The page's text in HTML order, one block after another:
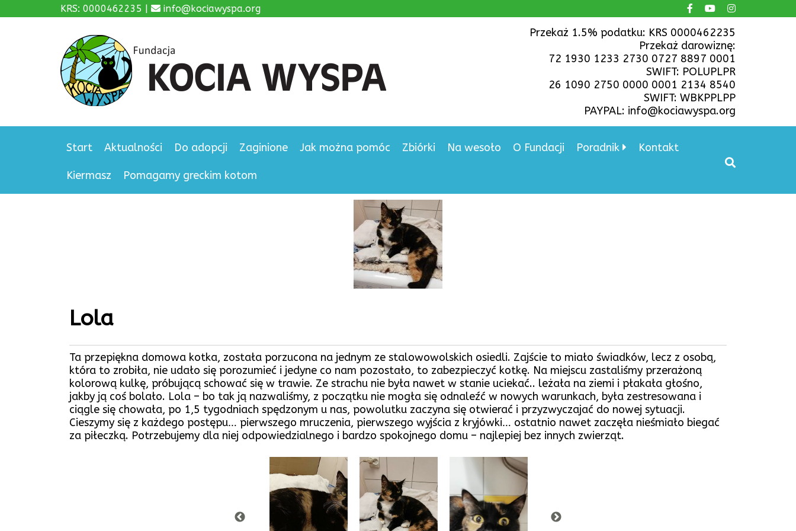
KRS: 0000462235 | info@kociawyspa.org
Przekaż 1.5% podatku: KRS 0000462235
Przekaż darowiznę:
72 1930 1233 2730 0727 8897 0001
SWIFT: POLUPLPR
26 1090 2750 0000 0001 2134 8540
SWIFT: WBKPPLPP
PAYPAL: info@kociawyspa.org
Start Aktualności Do adopcji Zaginione Jak można pomóc Zbiórki Na wesoło O Fundacji Poradnik Kontakt
Kiermasz Pomagamy greckim kotom
Lola
Ta przepiękna domowa kotka, została porzucona na jednym ze stalowowolskich osiedli. Zajście to miało świadków, lecz z osobą,
która to zrobiła, nie udało się porozumieć i jedyne co nam pozostało, to zabezpieczyć kotkę. Na miejscu zastaliśmy przerażoną
kolorową kulkę, próbującą schować się w trawie. Ze strachu nie była nawet w stanie uciekać.. leżała na ziemi i płakała głośno,
jakby ją coś bolało. Lola – bo tak ją nazwaliśmy, z początku nie mogła się odnaleźć w nowych warunkach, była zestresowana i
ciągle się chowała, po 1,5 tygodniach spędzonym u nas, powolutku zaczyna się otwierać i przyzwyczajać do nowej sytuacji.
Cieszymy się z każdego postępu… pierwszego mruczenia, pierwszego wyjścia z kryjówki… ostatnio nawet zaczęła nieśmiało biegać
za piłeczką. Potrzebujemy dla niej odpowiedzialnego i bardzo spokojnego domu – najlepiej bez innych zwierząt.